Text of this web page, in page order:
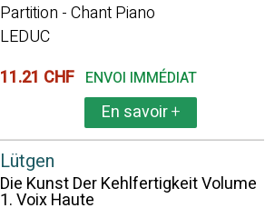
Partition - Chant Piano
LEDUC
11.21 CHF ENVOI IMMÉDIAT
En savoir+
Lütgen
Die Kunst Der Kehlfertigkeit Volume
1. Voix Haute